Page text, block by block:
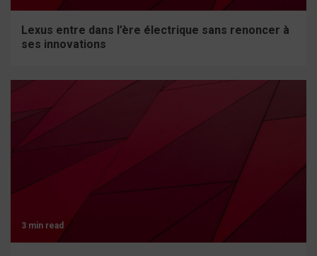
Lexus entre dans l’ère électrique sans renoncer à
ses innovations
3 min read